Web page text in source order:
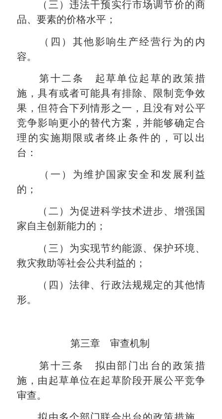
（三）违法干预实行市场调节价的商
品、要素的价格水平；
（四）其他影响生产经营行为的内
容。
第十二条 起草单位起草的政策措
施，具有或者可能具有排除、限制竞争效
果，但符合下列情形之一，且没有对公平
竞争影响更小的替代方案，并能够确定合
理的实施期限或者终止条件的，可以出
台：
（一）为维护国家安全和发展利益
的；
（二）为促进科学技术进步、增强国
家自主创新能力的；
（三）为实现节约能源、保护环境、
救灾救助等社会公共利益的；
（四）法律、行政法规规定的其他情
形。
第三章 审查机制
第十三条 拟由部门出台的政策措
施，由起草单位在起草阶段开展公平竞争
审查。